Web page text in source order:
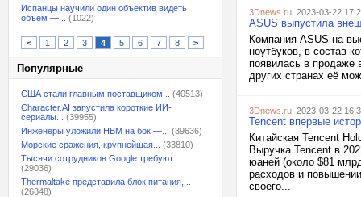
Испанцы научили один объектив видеть
объём —...
(1022)
< 1 2 3 4 5 6 7 8 >
Популярные
США стали главным поставщиком...
(40513)
Character.AI запустила короткие ИИ-
сериалы...
(39955)
Инженеры уложили HBM на бок —...
(39636)
Морские сражения, крупнейшая...
(33810)
Тысячи сотрудников Google требуют...
(29036)
Thermaltake представила блок питания,...
(26848)
3Dnews.ru , 2023-03-22
ASUS выпустила
Компания ASUS на
ноутбуков, в состав
появилась в продаже
других странах её
3Dnews.ru , 2023-03-22
Tencent впервые
Китайская Tencent
Выручка Tencent в
юаней (около $81
расходов и
своего...